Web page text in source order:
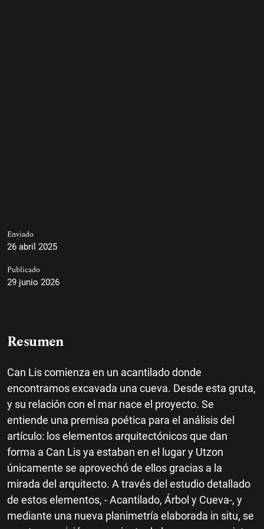
Enviado
26 abril 2025
Publicado
29 junio 2026
Resumen
Can Lis comienza en un acantilado donde
encontramos excavada una cueva. Desde esta gruta,
y su relación con el mar nace el proyecto. Se
entiende una premisa poética para el análisis del
artículo: los elementos arquitectónicos que dan
forma a Can Lis ya estaban en el lugar y Utzon
únicamente se aprovechó de ellos gracias a la
mirada del arquitecto. A través del estudio detallado
de estos elementos, - Acantilado, Árbol y Cueva-, y
mediante una nueva planimetría elaborada in situ, se